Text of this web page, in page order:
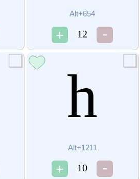
Alt+654
12
һ
Alt+1211
10